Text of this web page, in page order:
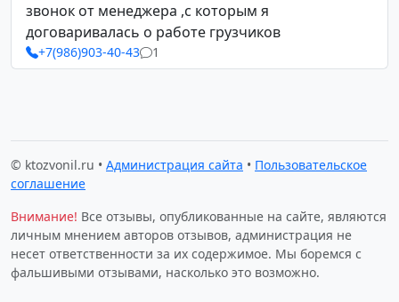
звонок от менеджера ,с которым я
договаривалась о работе грузчиков
+7(986)903-40-43 1
© ktozvonil.ru • Администрация сайта • Пользовательское
соглашение
Внимание! Все отзывы, опубликованные на сайте, являются
личным мнением авторов отзывов, администрация не
несет ответственности за их содержимое. Мы боремся с
фальшивыми отзывами, насколько это возможно.